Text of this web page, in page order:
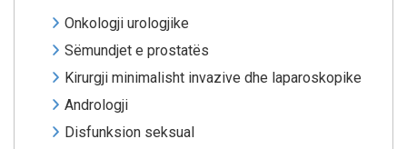
Onkologji urologjike
Sëmundjet e prostatës
Kirurgji minimalisht invazive dhe laparoskopike
Andrologji
Disfunksion seksual